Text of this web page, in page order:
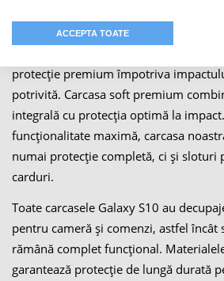
rigidă premium impresionează prin
protecție premium împotriva
potrivită. Carcasa soft premium
integrală cu protecția optimă la
funcționalitate maximă, carcasa
numai protecție completă, ci și sloturi
carduri.
Toate carcasele Galaxy S10 au
pentru cameră și comenzi, astfel încât
rămână complet funcțional.
garantează protecție de lungă durată
ACCEPTA TOATE